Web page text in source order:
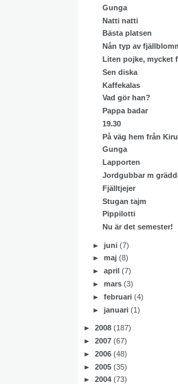
Gunga
Natti natti
Bästa platsen
Nån typ av
Liten pojke, mycket
Sen diska
Kaffekalas
Vad gör han?
Pappa badar
19.30
På väg hem från
Gunga
Lapporten
Jordgubbar m
Fjälltjejer
Stugan tajm
Pippilotti
Nu är det semester!
►juni(7)
►maj(8)
►april(7)
►mars(3)
►februari(4)
►januari(1)
► 2008 (187)
► 2007 (67)
► 2006 (48)
► 2005 (35)
► 2004 (73)